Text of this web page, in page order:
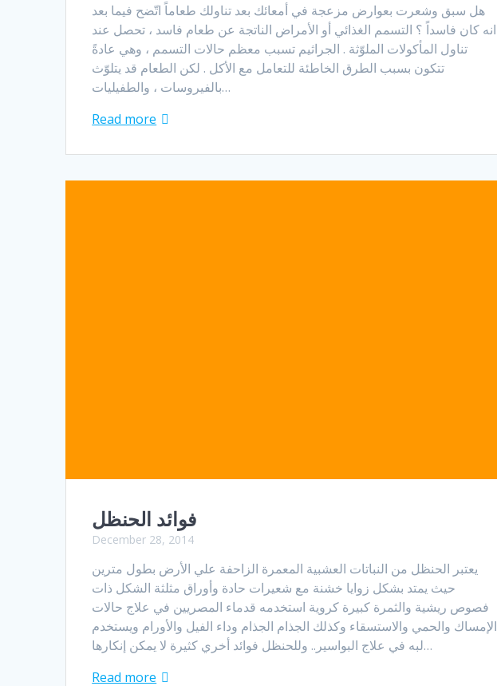
هل سبق وشعرت بعوارض مزعجة في أمعائك بعد تناولك طعاماً اتّضح فيما بعد
انه كان فاسداً ؟ التسمم الغذائي أو الأمراض الناتجة عن طعام فاسد ، تحصل عند
تناول المأكولات الملوّثة . الجراثيم تسبب معظم حالات التسمم ، وهي عادةً
تتكون بسبب الطرق الخاطئة للتعامل مع الأكل . لكن الطعام قد يتلوّث
بالفيروسات ، والطفيليات…
Read more
فوائد الحنظل
December 28, 2014
يعتبر الحنظل من النباتات العشبية المعمرة الزاحفة علي الأرض بطول مترين
حيث يمتد بشكل زوايا خشنة مع شعيرات حادة وأوراق مثلثة الشكل ذات
فصوص ريشية والثمرة كبيرة كروية استخدمه قدماء المصريين في علاج حالات
الإمساك والحمي والاستسقاء وكذلك الجذام الجذام وداء الفيل والأورام ويستخدم
لبه في علاج البواسير.. وللحنظل فوائد أخري كثيرة لا يمكن إنكارها…
Read more